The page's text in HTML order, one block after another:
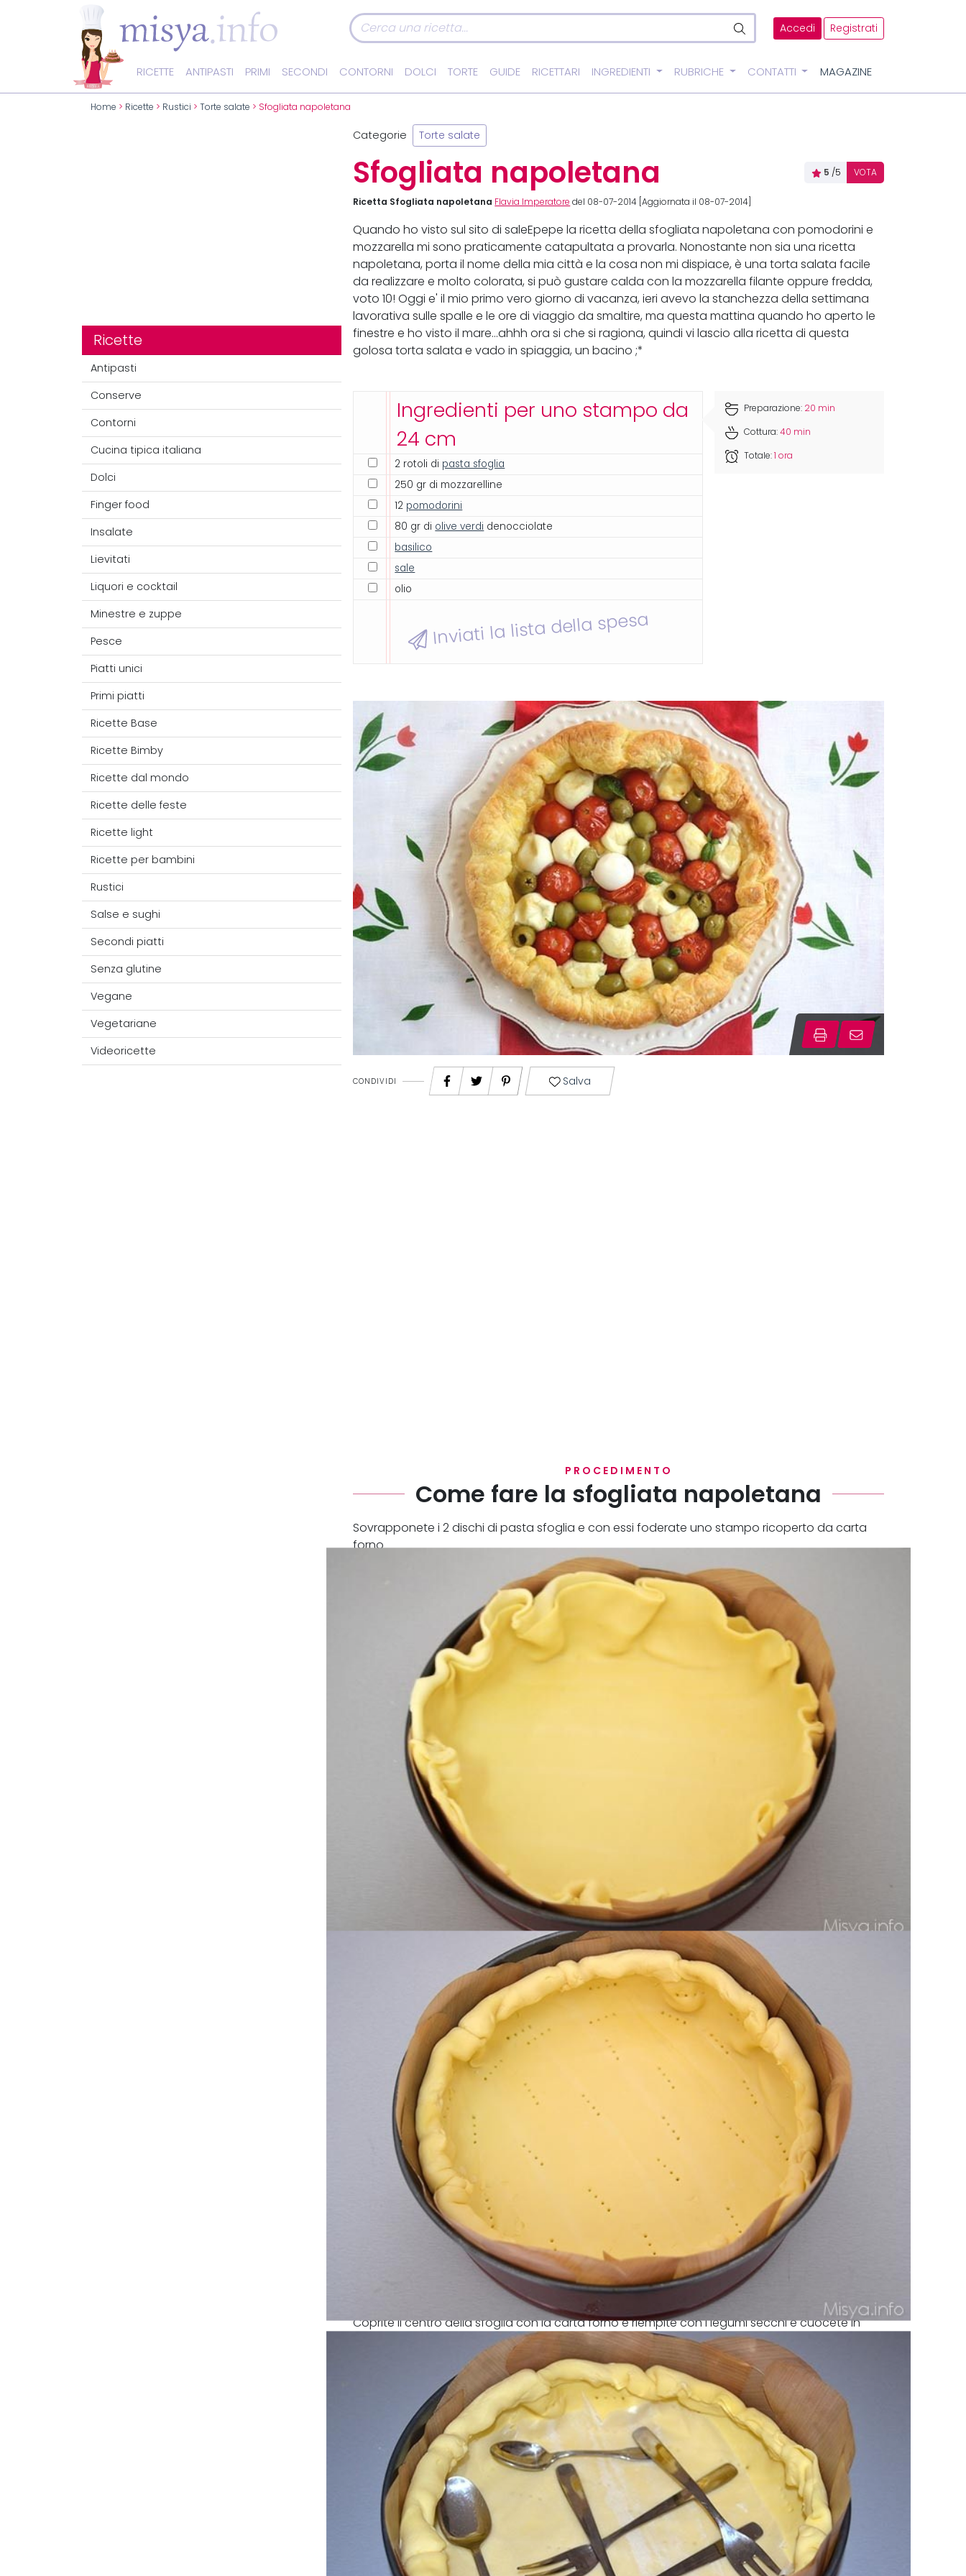
Accedi Registrati
RICETTE ANTIPASTI PRIMI SECONDI CONTORNI DOLCI TORTE GUIDE RICETTARI INGREDIENTI RUBRICHE CONTATTI MAGAZINE
Home > Ricette > Rustici > Torte salate > Sfogliata napoletana
Ricette
Antipasti
Conserve
Contorni
Cucina tipica italiana
Dolci
Finger food
Insalate
Lievitati
Liquori e cocktail
Minestre e zuppe
Pesce
Piatti unici
Primi piatti
Ricette Base
Ricette Bimby
Ricette dal mondo
Ricette delle feste
Ricette light
Ricette per bambini
Rustici
Salse e sughi
Secondi piatti
Senza glutine
Vegane
Vegetariane
Videoricette
Categorie Torte salate
Sfogliata napoletana 5 /5 VOTA
Ricetta Sfogliata napoletana Flavia Imperatore del 08-07-2014 [Aggiornata il 08-07-2014]
Quando ho visto sul sito di saleEpepe la ricetta della sfogliata napoletana con pomodorini e
mozzarella mi sono praticamente catapultata a provarla. Nonostante non sia una ricetta
napoletana, porta il nome della mia città e la cosa non mi dispiace, è una torta salata facile
da realizzare e molto colorata, si può gustare calda con la mozzarella filante oppure fredda,
voto 10! Oggi e' il mio primo vero giorno di vacanza, ieri avevo la stanchezza della settimana
lavorativa sulle spalle e le ore di viaggio da smaltire, ma questa mattina quando ho aperto le
finestre e ho visto il mare...ahhh ora si che si ragiona, quindi vi lascio alla ricetta di questa
golosa torta salata e vado in spiaggia, un bacino ;*
Ingredienti per uno stampo da
24 cm
2 rotoli di pasta sfoglia
250 gr di mozzarelline
12 pomodorini
80 gr di olive verdi denocciolate
basilico
sale
olio
Inviati la lista della spesa
Preparazione: 20 min
Cottura:40 min
Totale:1 ora
CONDIVIDI Salva
PROCEDIMENTO
Come fare la sfogliata napoletana
Sovrapponete i 2 dischi di pasta sfoglia e con essi foderate uno stampo ricoperto da carta
forno
Bucherellate la base e arrotolate i bordi di pasta formando un cordoncino.
Coprite il centro della sfoglia con la carta forno e riempite con i legumi secchi e cuocete in
bianco in forno caldo ventilato a 180° per circa 20 minuti.